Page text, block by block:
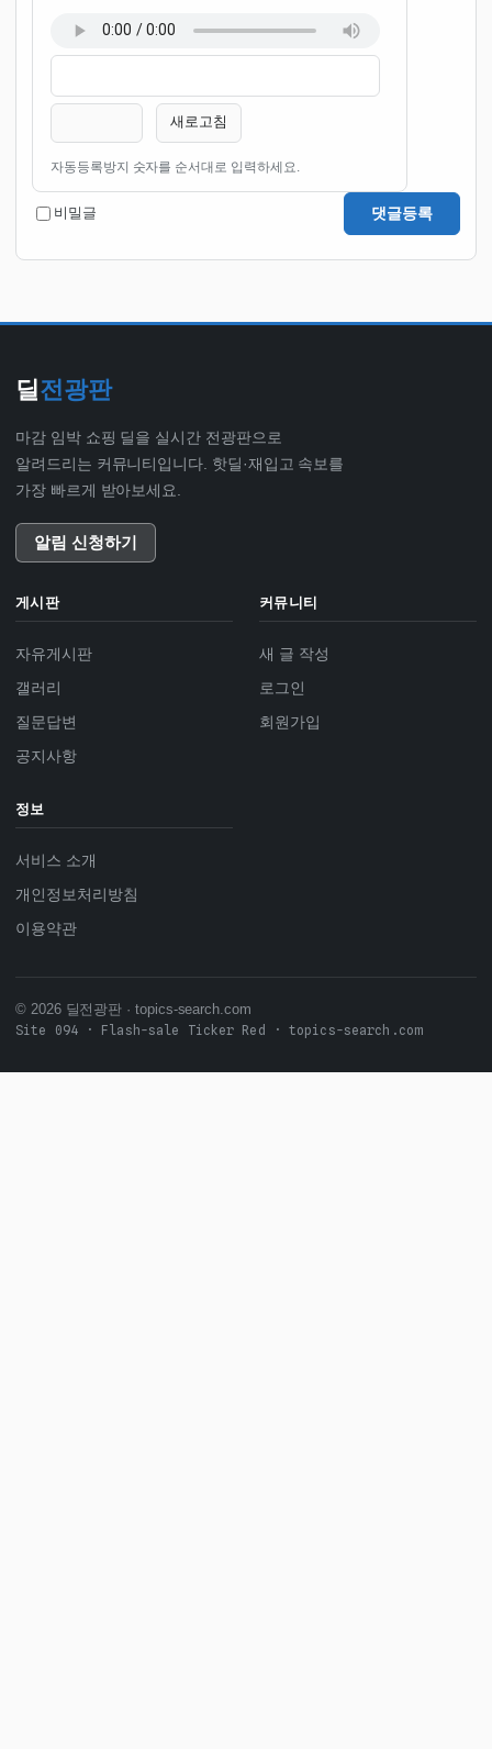
이름필수
비밀번호필수
새로고침
자동등록방지 숫자를 순서대로 입력하세요.
비밀글 댓글등록
딜 전광판
마감 임박 쇼핑 딜을 실시간 전광판으로
알려드리는 커뮤니티입니다. 핫딜·재입고 속보를
가장 빠르게 받아보세요.
알림 신청하기
게시판
자유게시판
갤러리
질문답변
공지사항
커뮤니티
새 글 작성
로그인
회원가입
정보
서비스 소개
개인정보처리방침
이용약관
© 2026 딜전광판 · topics-search.com
Site 094 · Flash-sale Ticker Red · topics-search.com